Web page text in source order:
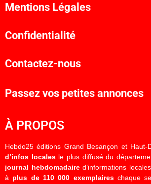
Mentions Légales
Confidentialité
Contactez-nous
Passez vos petites annonces
À PROPOS
Hebdo25 éditions Grand Besançon et Haut-
d’infos localesle plus diffusé du
journal hebdomadaired’informations
à plus de 110 000 exemplaireschaque